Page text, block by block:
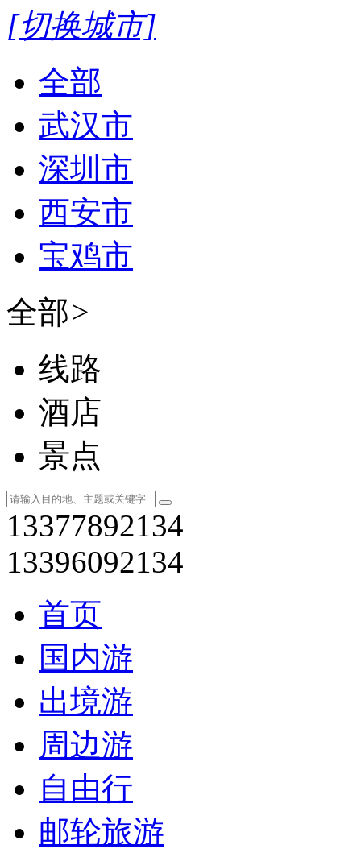
[切换城市]
全部
武汉市
深圳市
西安市
宝鸡市
全部>
线路
酒店
景点
13377892134
13396092134
首页
国内游
出境游
周边游
自由行
邮轮旅游